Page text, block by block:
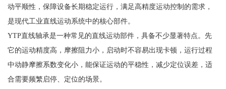
动平顺性，保障设备长期稳定运行，满足高精度运动控制的需求，
是现代工业直线运动系统中的核心部件。
YTP直线轴承是一种常见的直线运动部件，具备不少显著特点。先
它的运动精度高，摩擦阻力小，启动时不容易出现卡顿，运行过程
中动静摩擦系数变化小，能保证运动的平稳性，减少定位误差，适
合需要频繁启停、定位的场景。